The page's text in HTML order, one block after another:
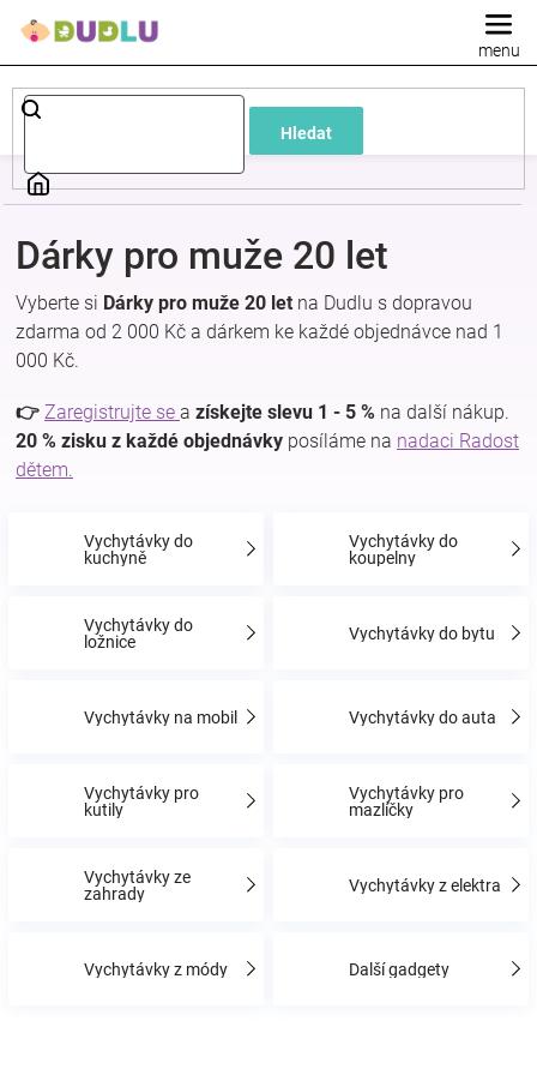
Hledat
Dětské
a
Pokojíček
a
kojenecká
oblečení
Dárky pro muže 20 let
Vyberte si Dárky pro muže 20 let na Dudlu s dopravou
zdarma od 2 000 Kč a dárkem ke každé objednávce nad 1
000 Kč.
👉 Zaregistrujte se a získejte slevu 1 - 5 % na další nákup.
20 % zisku z každé objednávky posíláme na nadaci Radost
dětem.
Vychytávky do
kuchyně
Vychytávky do
koupelny
Vychytávky do
ložnice
Vychytávky do bytu
Vychytávky na mobil Vychytávky do auta
Vychytávky pro
kutily
Vychytávky pro
mazlíčky
Vychytávky ze
zahrady
Vychytávky z elektra
Vychytávky z módy Další gadgety